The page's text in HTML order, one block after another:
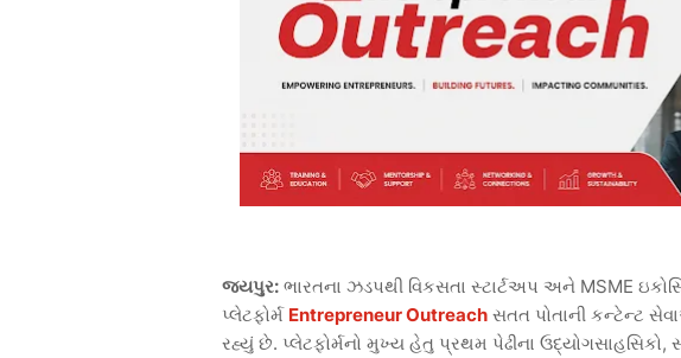
જયપુર: ભારતના ઝડપથી વિકસતા સ્ટાર્ટઅપ અને MSME
પ્લેટફોર્મ Entrepreneur Outreach સતત પોતાની કન્ટેન્ટ
રહ્યું છે. પ્લેટફોર્મનો મુખ્ય હેતુ પ્રથમ પેઢીના ઉદ્યોગસાહસિકો,